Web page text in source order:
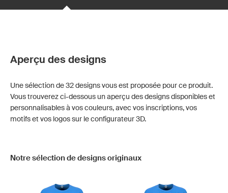
Aperçu des designs
Une sélection de 32 designs vous est proposée pour ce produit.
Vous trouverez ci-dessous un aperçu des designs disponibles et
personnalisables à vos couleurs, avec vos inscriptions, vos
motifs et vos logos sur le configurateur 3D.
Notre sélection de designs originaux